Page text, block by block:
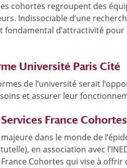
cohortes regroupent des
Indissociable d’une
d’attractivité pour
Université Paris Cité
de l’université serait
et assurer leur
France Cohortes
dans le monde de
en association avec
Cohortes qui vise à